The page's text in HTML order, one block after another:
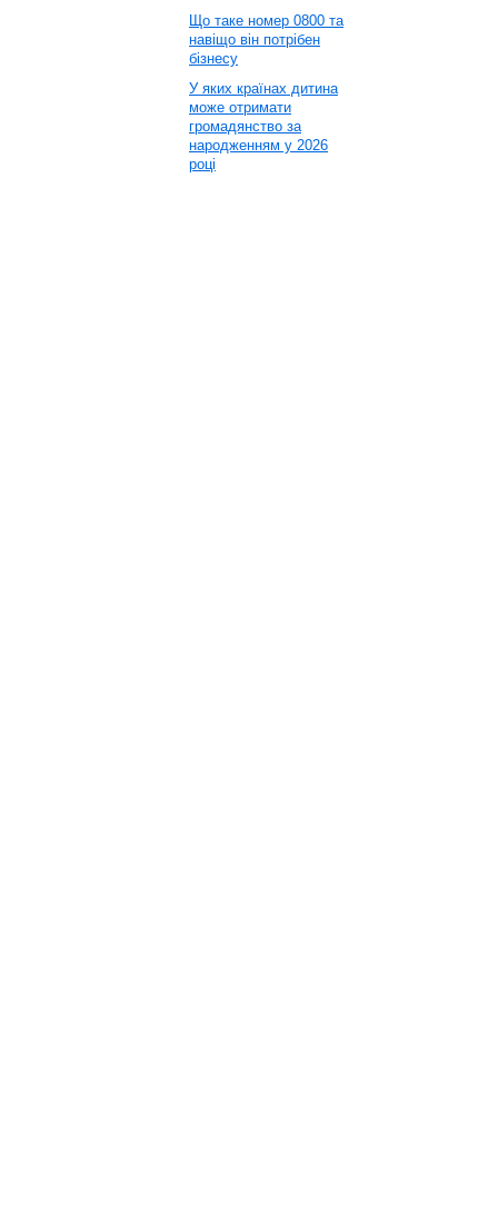
Що таке номер 0800 та
навіщо він потрібен
бізнесу
У яких країнах дитина
може отримати
громадянство за
народженням у 2026
році